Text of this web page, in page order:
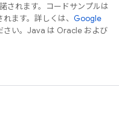
されます。コードサンプルは
ます。詳しくは、 Google
さい。Java は Oracle および